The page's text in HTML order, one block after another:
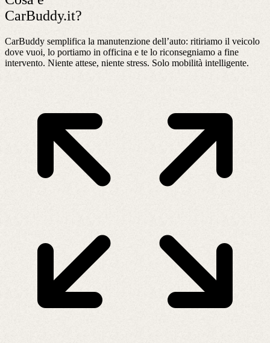
CarBuddy.it?
CarBuddy semplifica la manutenzione dell’auto: ritiriamo il veicolo
dove vuoi, lo portiamo in officina e te lo riconsegniamo a fine
intervento. Niente attese, niente stress. Solo mobilità intelligente.